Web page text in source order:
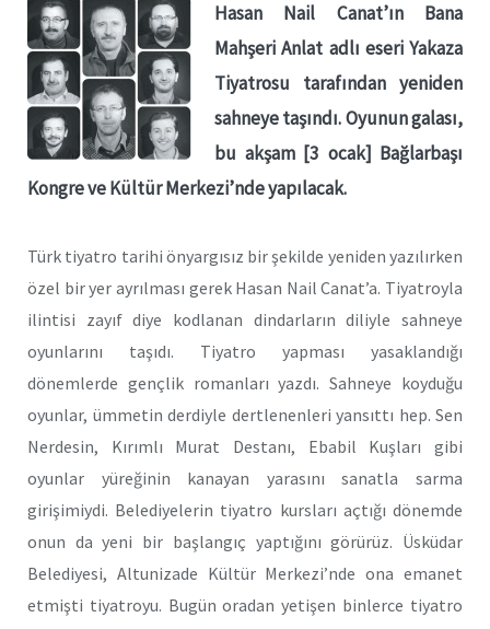
Hasan Nail Canat’ın Bana
Mahşeri Anlat adlı eseri Yakaza
Tiyatrosu tarafından yeniden
sahneye taşındı. Oyunun galası,
bu akşam [3 ocak] Bağlarbaşı
Kongre ve Kültür Merkezi’nde yapılacak.
Türk tiyatro tarihi önyargısız bir şekilde yeniden yazılırken
özel bir yer ayrılması gerek Hasan Nail Canat’a. Tiyatroyla
ilintisi zayıf diye kodlanan dindarların diliyle sahneye
oyunlarını taşıdı. Tiyatro yapması yasaklandığı
dönemlerde gençlik romanları yazdı. Sahneye koyduğu
oyunlar, ümmetin derdiyle dertlenenleri yansıttı hep. Sen
Nerdesin, Kırımlı Murat Destanı, Ebabil Kuşları gibi
oyunlar yüreğinin kanayan yarasını sanatla sarma
girişimiydi. Belediyelerin tiyatro kursları açtığı dönemde
onun da yeni bir başlangıç yaptığını görürüz. Üsküdar
Belediyesi, Altunizade Kültür Merkezi’nde ona emanet
etmişti tiyatroyu. Bugün oradan yetişen binlerce tiyatro